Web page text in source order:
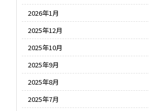
2026年1月
2025年12月
2025年10月
2025年9月
2025年8月
2025年7月